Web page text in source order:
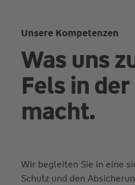
Unsere Kompetenzen
Was uns
Fels in
macht.
Wir begleiten Sie in eine
Schutz und den